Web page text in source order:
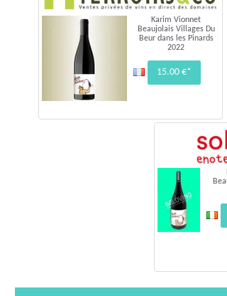
Karim Vionnet
Beaujolais Villages Du
Beur dans les Pinards
2022
15.00 €*